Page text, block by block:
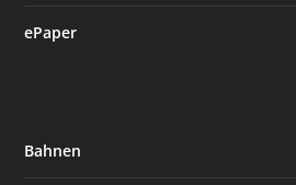
ePaper
Bahnen